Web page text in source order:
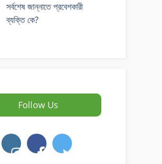
সর্বশেষ জান্নাতে প্রবেশকারী
ব্যক্তি কে?
Follow Us